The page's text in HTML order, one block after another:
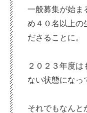
一般募集が始ま
め４０名以上の
ださることに。
２０２３年度
ない状態になっ
それでもなんと